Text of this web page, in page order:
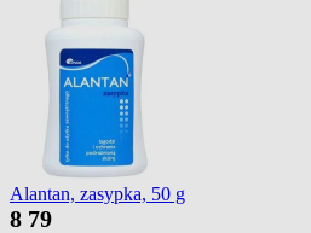
Alantan, zasypka, 50 g
8 79